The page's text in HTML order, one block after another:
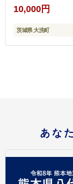
10,000円
茨城県 大洗町
あな